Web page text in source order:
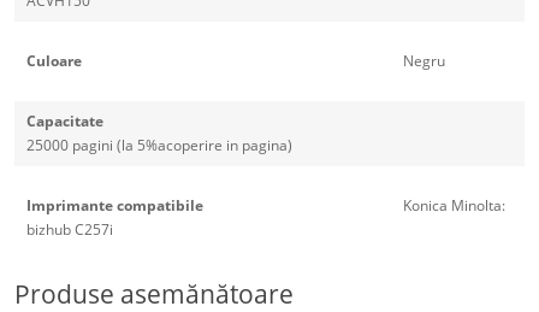
Culoare Negru
Capacitate
25000 pagini (la 5%acoperire in pagina)
Imprimante compatibile
Konica Minolta:
bizhub C257i
Produse asemănătoare